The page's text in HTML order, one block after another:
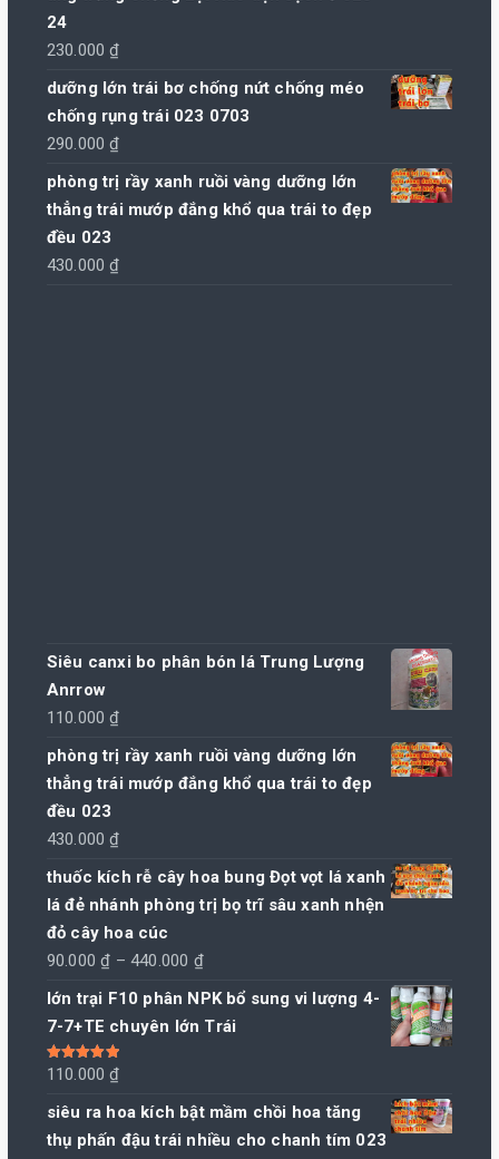
24
230.000₫
dưỡng lớn trái bơ chống nứt chống méo
chống rụng trái 023 0703
290.000₫
phòng trị rầy xanh ruồi vàng dưỡng lớn
thẳng trái mướp đắng khổ qua trái to đẹp
đều 023
430.000₫
Siêu canxi bo phân bón lá Trung Lượng
Anrrow
110.000₫
phòng trị rầy xanh ruồi vàng dưỡng lớn
thẳng trái mướp đắng khổ qua trái to đẹp
đều 023
430.000₫
thuốc kích rễ cây hoa bung Đọt vọt lá xanh
lá đẻ nhánh phòng trị bọ trĩ sâu xanh nhện
đỏ cây hoa cúc
90.000₫ – 440.000 ₫Khoảng
giá:
từ
lớn trại F10 phân NPK bổ sung vi lượng 4-
7-7+TE chuyên lớn Trái
Được xếp
hạng 5.00 5
110.000₫
siêu ra hoa kích bật mầm chồi hoa tăng
thụ phấn đậu trái nhiều cho chanh tím 023